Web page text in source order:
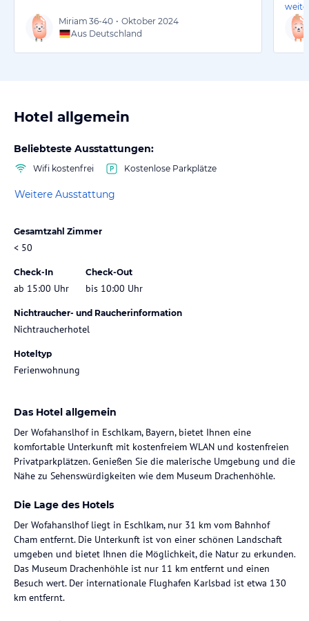
Miriam 36-40 • Oktober 2024
Aus Deutschland
Hotel allgemein
Beliebteste Ausstattungen:
Wifi kostenfrei Kostenlose Parkplätze
Weitere Ausstattung
Gesamtzahl Zimmer
< 50
Check-In
ab 15:00 Uhr
Check-Out
bis 10:00 Uhr
Nichtraucher- und Raucherinformation
Nichtraucherhotel
Hoteltyp
Ferienwohnung
Das Hotel allgemein
Der Wofahanslhof in Eschlkam, Bayern, bietet Ihnen eine
komfortable Unterkunft mit kostenfreiem WLAN und kostenfreien
Privatparkplätzen. Genießen Sie die malerische Umgebung und die
Nähe zu Sehenswürdigkeiten wie dem Museum Drachenhöhle.
Die Lage des Hotels
Der Wofahanslhof liegt in Eschlkam, nur 31 km vom Bahnhof
Cham entfernt. Die Unterkunft ist von einer schönen Landschaft
umgeben und bietet Ihnen die Möglichkeit, die Natur zu erkunden.
Das Museum Drachenhöhle ist nur 11 km entfernt und einen
Besuch wert. Der internationale Flughafen Karlsbad ist etwa 130
km entfernt.